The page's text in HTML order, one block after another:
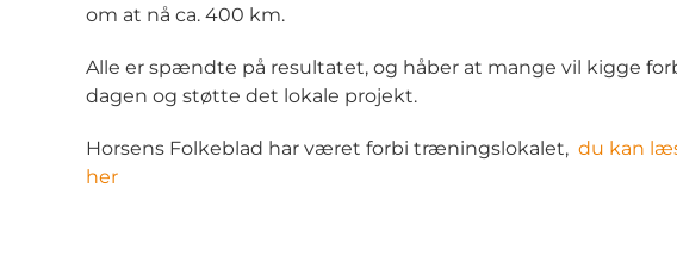
om at nå ca. 400 km.
Alle er spændte på resultatet, og håber at mange vil kigge
dagen og støtte det lokale projekt.
Horsens Folkeblad har været forbi træningslokalet, du kan
her